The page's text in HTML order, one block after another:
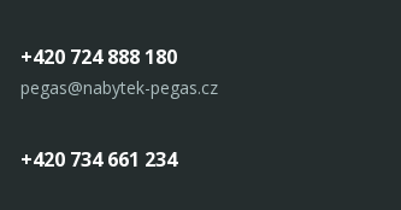
+420 724 888 180
pegas@nabytek-pegas.cz
+420 734 661 234